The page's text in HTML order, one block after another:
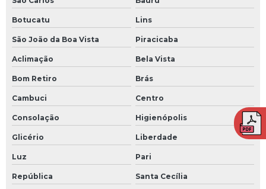
Treinamento de brigada contra incêndio em americana
Treinamento de brigada contra incêndio em americana sp
Treinamento de brigada contra incêndio em campinas sp
Treinamento de brigada contra incêndio em piracicaba sp
Treinamento de brigada contra incêndio em sorocaba sp
Treinamento de brigada em americana
Treinamento de brigada em americana sp
Treinamento de brigada em campinas
Treinamento de brigada em piracicaba
Botucatu Lins
São João da Boa Vista Piracicaba
Aclimação Bela Vista
Bom Retiro Brás
Cambuci Centro
Consolação Higienópolis
Glicério Liberdade
Luz Pari
República Santa Cecília